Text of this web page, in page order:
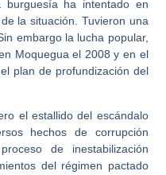
ha intentado en
la situación. Tuvieron una
embargo la lucha popular,
Moquegua el 2008 y en el
plan de profundización del
el estallido del escándalo
hechos de corrupción
de inestabilización
del régimen pactado